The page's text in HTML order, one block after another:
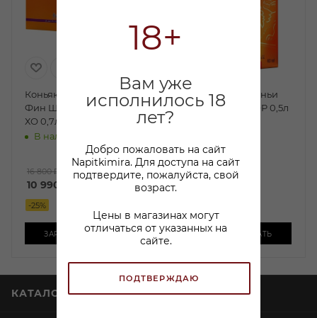
18+
Вам уже
исполнилось 18
лет?
Добро пожаловать на сайт
Napitkimira. Для доступа на сайт
подтвердите, пожалуйста, свой
возраст.
Цены в магазинах могут
отличаться от указанных на
сайте.
ПОДТВЕРЖДАЮ
Коньяк А де Фуссиньи
Фин Шампань Креасьон
ХО 0,7л п/у
В наличии:
16 800 ₽
10 990
-25%
ЗАРЕЗЕРВИРОВАТЬ
Коньяк А де Фуссиньи
Селлар Бленд VSOP 0,5л
п/у
4 320 ₽/шт
По карте:
3 599.99 ₽
ЗАРЕЗЕРВИРОВАТЬ
КАТАЛОГ